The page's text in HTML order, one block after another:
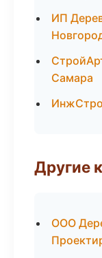
ИП
Самара
Другие
ООО